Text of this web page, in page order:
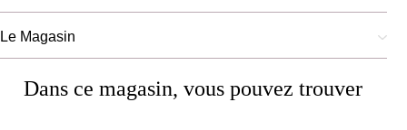
Le Magasin
Dans ce magasin, vous pouvez trouver